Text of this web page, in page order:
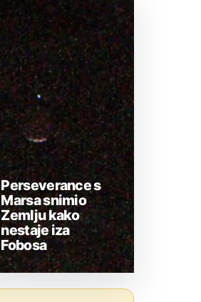
Perseverance s
Marsa snimio
Zemlju kako
nestaje iza
Fobosa